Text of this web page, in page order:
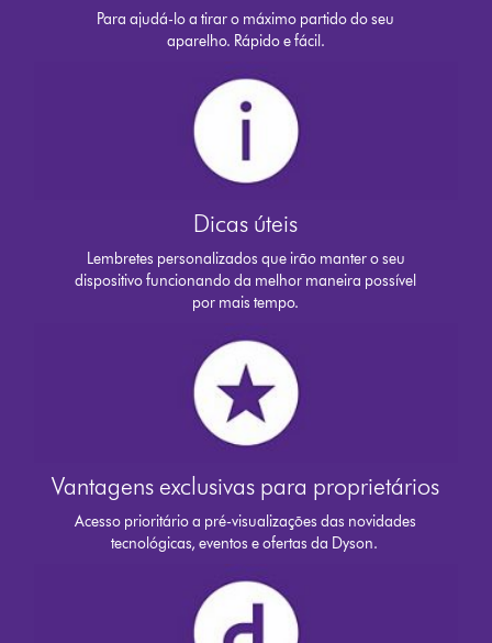
Para ajudá-lo a tirar o máximo partido do seu
aparelho. Rápido e fácil.
Dicas úteis
Lembretes personalizados que irão manter o seu
dispositivo funcionando da melhor maneira possível
por mais tempo.
Vantagens exclusivas para proprietários
Acesso prioritário a pré-visualizações das novidades
tecnológicas, eventos e ofertas da Dyson.